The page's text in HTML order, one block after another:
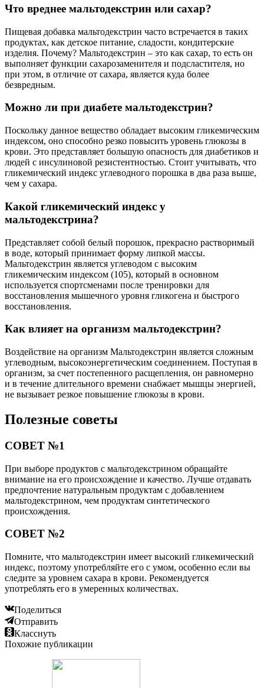
Что вреднее мальтодекстрин или сахар?
Пищевая добавка мальтодекстрин часто встречается в таких
продуктах, как детское питание, сладости, кондитерские
изделия. Почему? Мальтодекстрин – это как сахар, то есть он
выполняет функции сахарозаменителя и подсластителя, но
при этом, в отличие от сахара, является куда более
безвредным.
Можно ли при диабете мальтодекстрин?
Поскольку данное вещество обладает высоким гликемическим
индексом, оно способно резко повысить уровень глюкозы в
крови. Это представляет большую опасность для диабетиков и
людей с инсулиновой резистентностью. Стоит учитывать, что
гликемический индекс углеводного порошка в два раза выше,
чем у сахара.
Какой гликемический индекс у
мальтодекстрина?
Представляет собой белый порошок, прекрасно растворимый
в воде, который принимает форму липкой массы.
Мальтодекстрин является углеводом с высоким
гликемическим индексом (105), который в основном
используется спортсменами после тренировки для
восстановления мышечного уровня гликогена и быстрого
восстановления.
Как влияет на организм мальтодекстрин?
Воздействие на организм Мальтодекстрин является сложным
углеводным, высокоэнергетическим соединением. Поступая в
организм, за счет постепенного расщепления, он равномерно
и в течение длительного времени снабжает мышцы энергией,
не вызывает резкое повышение глюкозы в крови.
Полезные советы
СОВЕТ №1
При выборе продуктов с мальтодекстрином обращайте
внимание на его происхождение и качество. Лучше отдавать
предпочтение натуральным продуктам с добавлением
мальтодекстрином, чем продуктам синтетического
происхождения.
СОВЕТ №2
Помните, что мальтодекстрин имеет высокий гликемический
индекс, поэтому употребляйте его с умом, особенно если вы
следите за уровнем сахара в крови. Рекомендуется
употреблять его в умеренных количествах.
Поделиться
Отправить
Класснуть
Похожие публикации